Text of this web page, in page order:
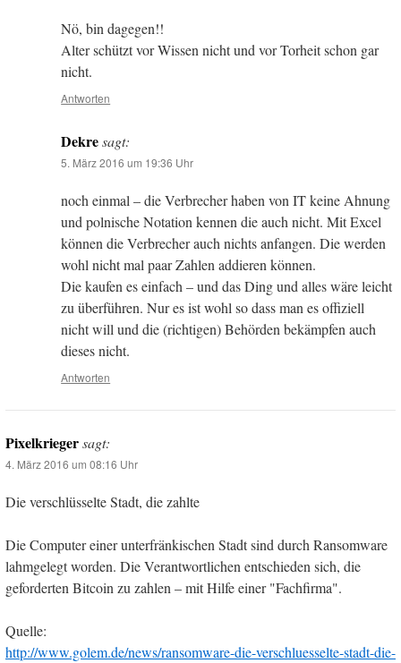
Nö, bin dagegen!!
Alter schützt vor Wissen nicht und vor Torheit schon gar
nicht.
Antworten
Dekresagt:
5. März 2016 um 19:36 Uhr
noch einmal – die Verbrecher haben von IT keine Ahnung
und polnische Notation kennen die auch nicht. Mit Excel
können die Verbrecher auch nichts anfangen. Die werden
wohl nicht mal paar Zahlen addieren können.
Die kaufen es einfach – und das Ding und alles wäre leicht
zu überführen. Nur es ist wohl so dass man es offiziell
nicht will und die (richtigen) Behörden bekämpfen auch
dieses nicht.
Antworten
Pixelkriegersagt:
4. März 2016 um 08:16 Uhr
Die verschlüsselte Stadt, die zahlte
Die Computer einer unterfränkischen Stadt sind durch Ransomware
lahmgelegt worden. Die Verantwortlichen entschieden sich, die
geforderten Bitcoin zu zahlen – mit Hilfe einer "Fachfirma".
Quelle:
http://www.golem.de/news/ransomware-die-verschluesselte-stadt-die-